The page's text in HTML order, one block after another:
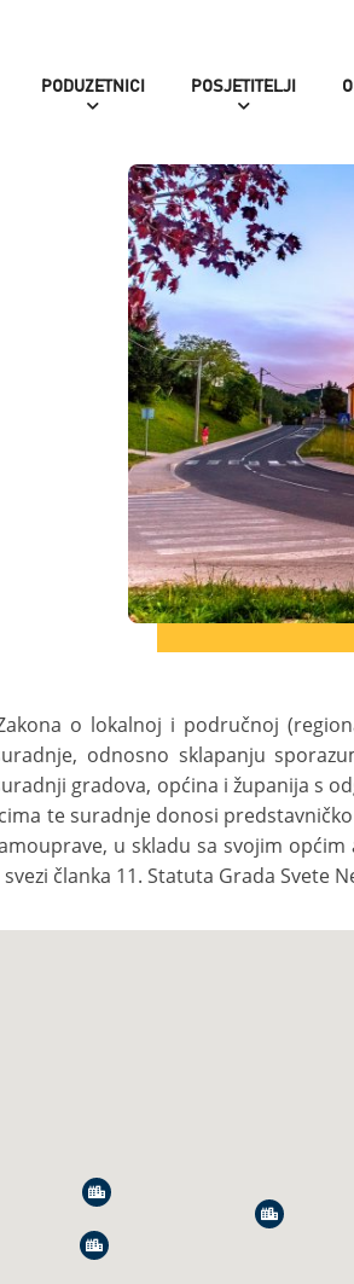
PODUZETNICI POSJETITELJI
o lokalnoj i područnoj
odnosno sklapanju
gradova, općina i županija s
te suradnje donosi
u skladu sa svojim
članka 11. Statuta Grada Svete